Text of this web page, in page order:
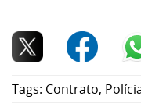
Tags: Contrato,